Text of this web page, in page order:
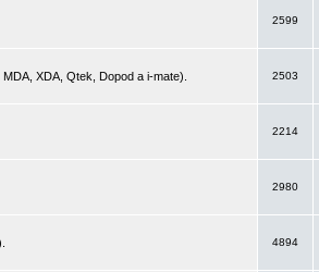
2599
XDA, Qtek, Dopod a i-mate).
2503
2214
2980
4894